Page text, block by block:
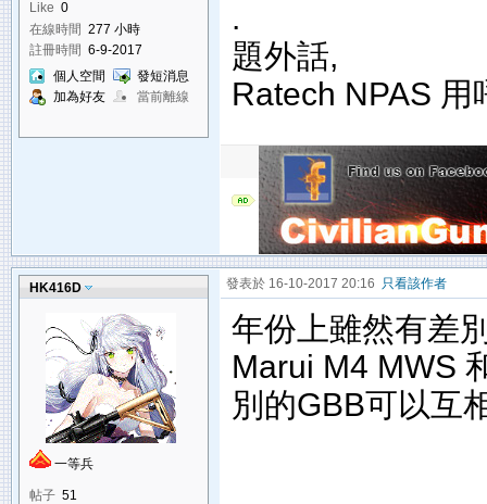
Like 0
在線時間 277 小時
註冊時間 6-9-2017
個人空間
發短消息
加為好友
當前離線
.
題外話,
Ratech NPAS 用
HK416D
一等兵
帖子 51
發表於 16-10-2017 20:16 只看該作者
年份上雖然有差
Marui M4 MWS
別的GBB可以互